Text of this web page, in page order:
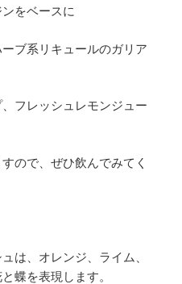
をベースに
ブ系リキュールのガリア
フレッシュレモンジュー
ので、ぜひ飲んでみてく
は、オレンジ、ライム、
蝶を表現します。